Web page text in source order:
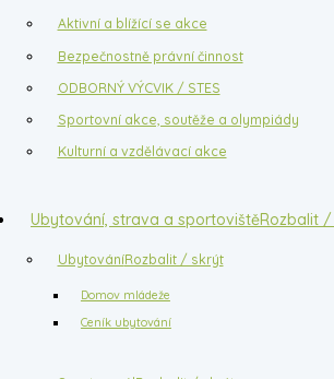
Aktivní a blížící se akce
Bezpečnostně právní činnost
ODBORNÝ VÝCVIK / STES
Sportovní akce, soutěže a olympiády
Kulturní a vzdělávací akce
Ubytování, strava a sportovištěRozbalit
UbytováníRozbalit / skrýt
Domov mládeže
Ceník ubytování